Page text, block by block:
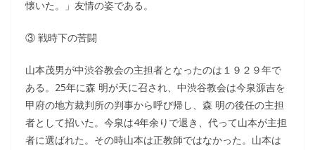
懐いた。」友情の姿である。
③ 戦時下の苦闘
山本茂男が中渋谷教会の主担者となったのは１９２９年で
ある。25年に森 明が天に召され、中渋谷教会は今泉源吉を
甲府の地方裁判所の判事から呼び帰し、森 明の後任の主担
者として招いた。今泉は4年余りで退き、代って山本が主担
者に選ばれた。その時山本は正教師ではなかった。山本は